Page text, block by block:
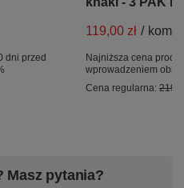
dni przed
119,00 zł /
Najniższa cena
wprowadzeniem
Cena regularna:
Masz pytania?